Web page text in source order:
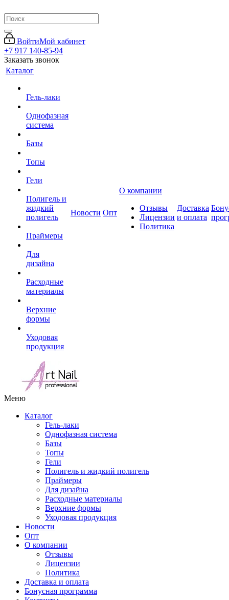
ВойтиМой кабинет
+7 917 140-85-94
Заказать звонок
Каталог
Гель-лаки
Однофазная
система
Базы
Топы
Гели
Полигель и
жидкий
полигель
Праймеры
Для
дизайна
Расходные
материалы
Верхние
формы
Уходовая
продукция
Новости Опт
О компании
Отзывы
Лицензии
Политика
Доставка
и оплата
Меню
Каталог
Гель-лаки
Однофазная система
Базы
Топы
Гели
Полигель и жидкий полигель
Праймеры
Для дизайна
Расходные материалы
Верхние формы
Уходовая продукция
Новости
Опт
О компании
Отзывы
Лицензии
Политика
Доставка и оплата
Бонусная программа